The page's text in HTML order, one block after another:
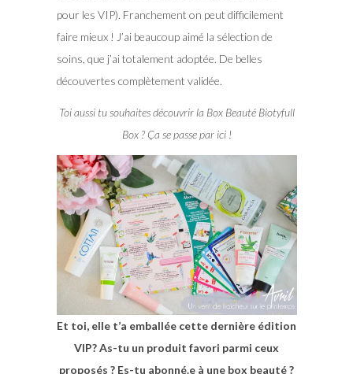
pour les VIP). Franchement on peut difficilement
faire mieux ! J’ai beaucoup aimé la sélection de
soins, que j’ai totalement adoptée. De belles
découvertes complètement validée.
Toi aussi tu souhaites découvrir la Box Beauté Biotyfull
Box ? Ça se passe par ici !
Et toi, elle t’a emballée cette dernière édition
VIP? As-tu un produit favori parmi ceux
proposés ? Es-tu abonné.e à une box beauté ?